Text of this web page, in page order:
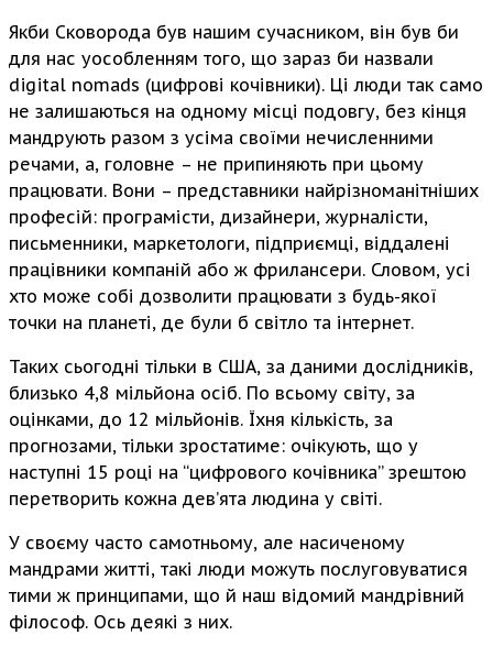
Якби Сковорода був нашим сучасником, він був би
для нас уособленням того, що зараз би назвали
digital nomads (цифрові кочівники). Ці люди так само
не залишаються на одному місці подовгу, без кінця
мандрують разом з усіма своїми нечисленними
речами, а, головне – не припиняють при цьому
працювати. Вони – представники найрізноманітніших
професій: програмісти, дизайнери, журналісти,
письменники, маркетологи, підприємці, віддалені
працівники компаній або ж фрилансери. Словом, усі
хто може собі дозволити працювати з будь-якої
точки на планеті, де були б світло та інтернет.
Таких сьогодні тільки в США, за даними дослідників,
близько 4,8 мільйона осіб. По всьому світу, за
оцінками, до 12 мільйонів. Їхня кількість, за
прогнозами, тільки зростатиме: очікують, що у
наступні 15 році на “цифрового кочівника” зрештою
перетворить кожна дев’ята людина у світі.
У своєму часто самотньому, але насиченому
мандрами житті, такі люди можуть послуговуватися
тими ж принципами, що й наш відомий мандрівний
філософ. Ось деякі з них.